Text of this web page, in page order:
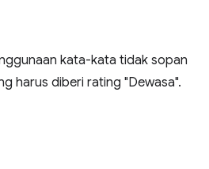
kata-kata tidak sopan
harus diberi rating "Dewasa".